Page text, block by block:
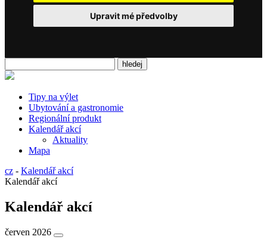
Upravit mé předvolby
Tipy na výlet
Ubytování a gastronomie
Regionální produkt
Kalendář akcí
Aktuality
Mapa
cz - Kalendář akcí
Kalendář akcí
Kalendář akcí
červen 2026